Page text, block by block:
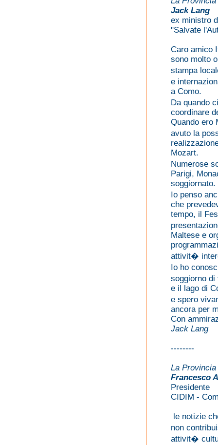
Jack Lang
ex ministro
"Salvate
Caro amico
sono molto
stampa
e
a Como.
Da quando
coordinare
Quando ero
avuto la
Mozart.
Numerose
Parigi,
soggiornato.
Io penso
che
tempo, il
Maltese e
attivit�
Io ho
soggiorno
e il lago di
e spero
ancora per
Con
Jack Lang
--------
La
Francesco
Presidente
CIDIM -
le notizie
non
attivit�